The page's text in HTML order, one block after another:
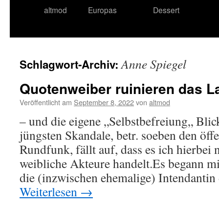
altmod
Europas
Dessert
Schlagwort-Archiv:Anne Spiegel
Quotenweiber ruinieren das
Veröffentlicht am September 8, 2022von altmod
– und die eigene „Selbstbefreiung„
jüngsten Skandale, betr. soeben den
Rundfunk, fällt auf, dass es ich hierbei
weibliche Akteure handelt.Es begann
die (inzwischen ehemalige)
Weiterlesen →